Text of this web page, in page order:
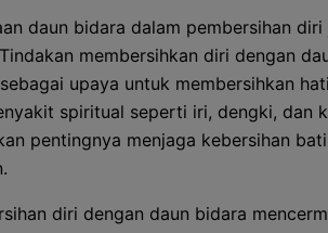
daun bidara dalam pembersihan
membersihkan diri dengan
upaya untuk membersihkan
spiritual seperti iri, dengki, dan
pentingnya menjaga kebersihan
diri dengan daun bidara